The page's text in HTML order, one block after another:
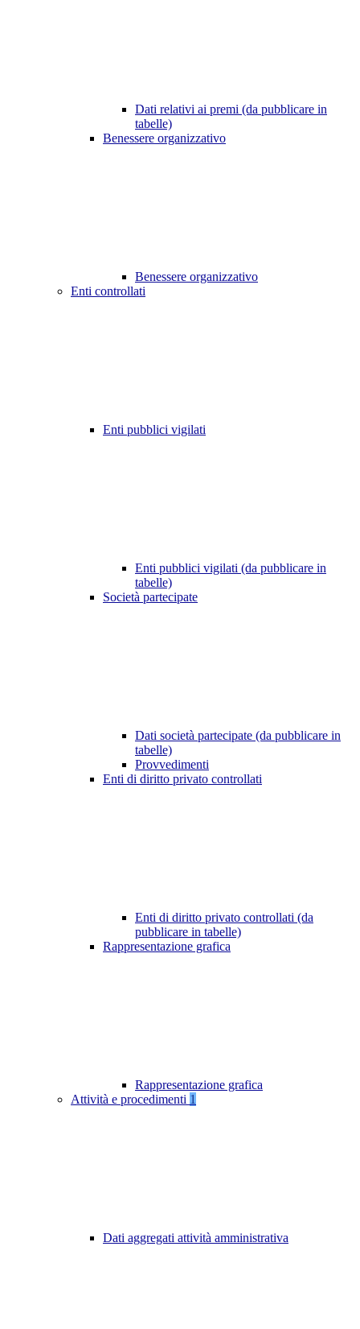
Dati relativi ai premi (da pubblicare in
tabelle)
Benessere organizzativo
Benessere organizzativo
Enti controllati
Enti pubblici vigilati
Enti pubblici vigilati (da pubblicare in
tabelle)
Società partecipate
Dati società partecipate (da pubblicare in
tabelle)
Provvedimenti
Enti di diritto privato controllati
Enti di diritto privato controllati (da
pubblicare in tabelle)
Rappresentazione grafica
Rappresentazione grafica
Attività e procedimenti 1
Dati aggregati attività amministrativa